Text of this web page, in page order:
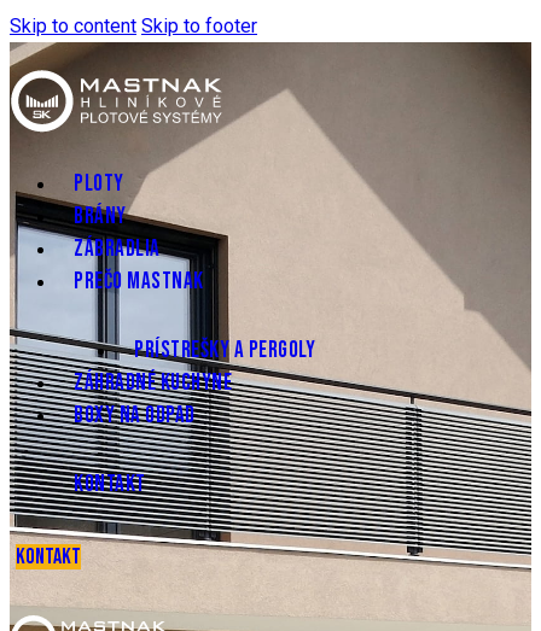
Skip to content Skip to footer
PLOTY
BRÁNY
ZÁBRADLIA
PREČO MASTNAK
PRÍSTREŠKY A PERGOLY
ZÁHRADNÉ KUCHYNE
BOXY NA ODPAD
KONTAKT
KONTAKT